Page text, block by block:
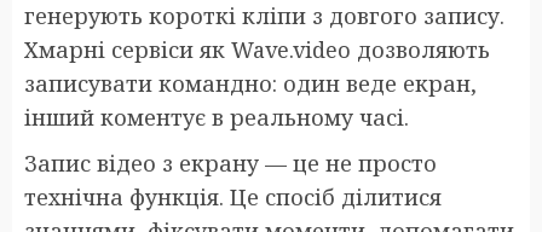
генерують короткі кліпи з довгого запису.
Хмарні сервіси як Wave.video дозволяють
записувати командно: один веде екран,
інший коментує в реальному часі.
Запис відео з екрану — це не просто
технічна функція. Це спосіб ділитися